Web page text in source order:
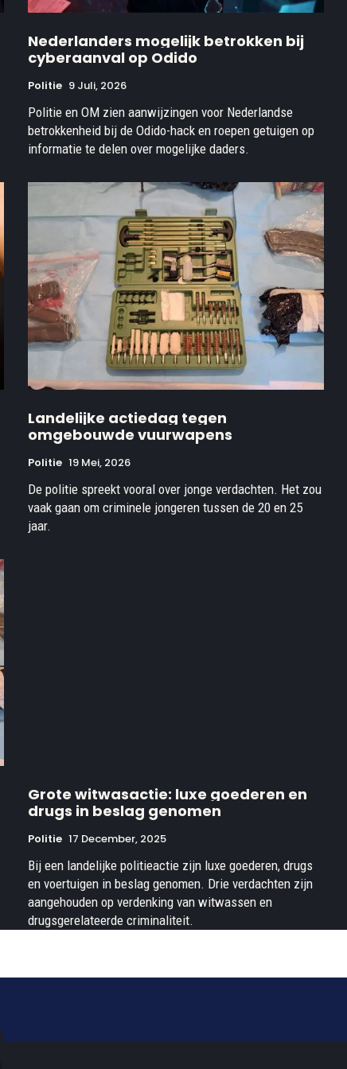
Nederlanders mogelijk betrokken bij
cyberaanval op Odido
Politie 9 Juli, 2026
Politie en OM zien aanwijzingen voor Nederlandse
betrokkenheid bij de Odido-hack en roepen getuigen op
informatie te delen over mogelijke daders.
Landelijke actiedag tegen
omgebouwde vuurwapens
Politie 19 Mei, 2026
De politie spreekt vooral over jonge verdachten. Het zou
vaak gaan om criminele jongeren tussen de 20 en 25
jaar.
Grote witwasactie: luxe goederen en
drugs in beslag genomen
Politie 17 December, 2025
Bij een landelijke politieactie zijn luxe goederen, drugs
en voertuigen in beslag genomen. Drie verdachten zijn
aangehouden op verdenking van witwassen en
drugsgerelateerde criminaliteit.